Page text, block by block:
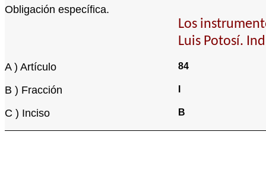
Obligación específica.
Los
Luis Potosí.
A ) Artículo 84
B ) Fracción
C ) Inciso B